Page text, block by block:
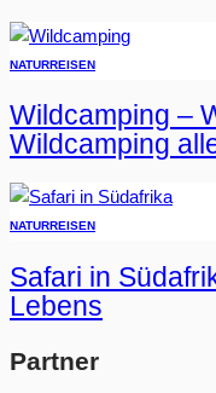
NATURREISEN
Wildcamping –
Wildcamping
NATURREISEN
Safari in
Lebens
Partner